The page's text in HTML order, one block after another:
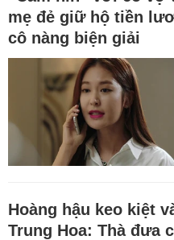
mẹ đẻ giữ hộ tiền
cô nàng biện giải
Hoàng hậu keo kiệt
Trung Hoa: Thà đưa